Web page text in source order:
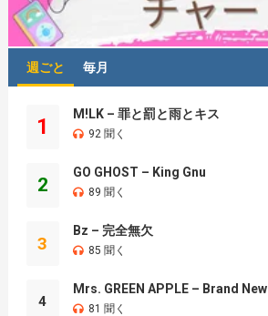
週ごと 毎月
1
M!LK – 罪と罰と雨とキス
92 聞く
2
GO GHOST – King Gnu
89 聞く
3
Bz – 完全無欠
85 聞く
4
Mrs. GREEN APPLE – Brand New
81 聞く